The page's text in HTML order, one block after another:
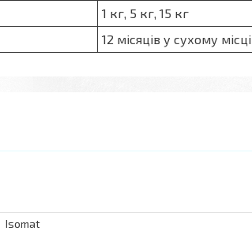
1 кг, 5 кг, 15 кг
12 місяців у сухому місці
Isomat